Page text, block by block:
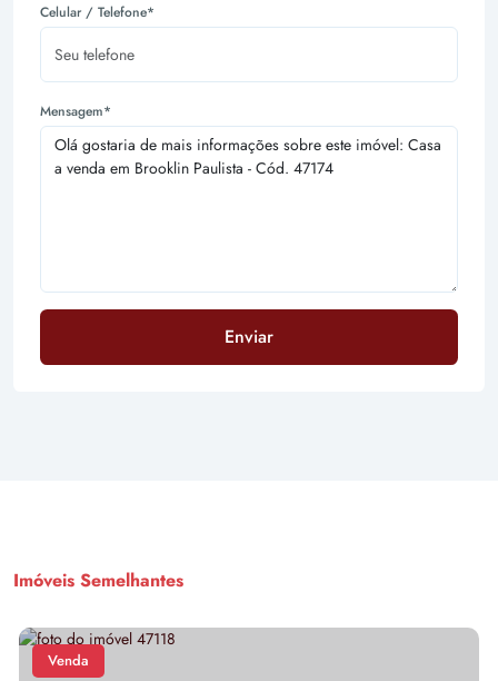
Celular / Telefone*
Mensagem*
Enviar
Imóveis Semelhantes
Venda